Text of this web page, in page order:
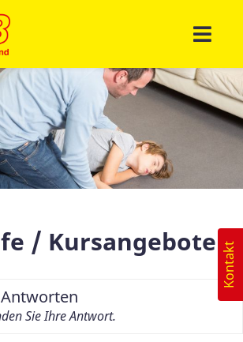
/ Kursangebote
Sie Ihre Antwort.
Kontakt